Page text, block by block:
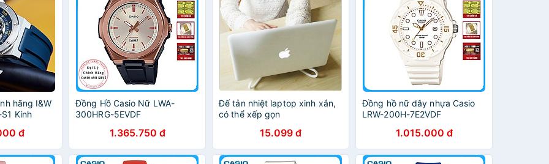
hãng I&W
Kính
chính
kế lộ cơ
đ
Đồng Hồ Casio Nữ LWA-
300HRG-5EVDF
1.365.750 đ
Đế tản nhiệt laptop xinh xắn,
có thể xếp gọn
15.099 đ
Đồng hồ nữ dây nhựa Casio
LRW-200H-7E2VDF
1.015.000 đ